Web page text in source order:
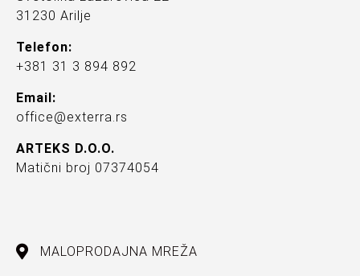
31230 Arilje
Telefon:
+381 31 3 894 892
Email:
office@exterra.rs
ARTEKS D.O.O.
Matični broj 07374054
MALOPRODAJNA MREŽA